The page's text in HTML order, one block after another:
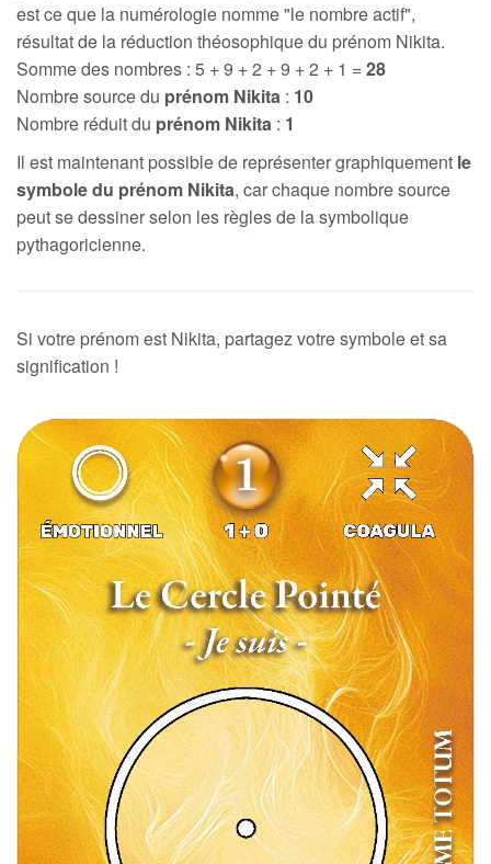
est ce que la numérologie nomme "le nombre actif",
résultat de la réduction théosophique du prénom Nikita.
Somme des nombres : 5 + 9 + 2 + 9 + 2 + 1 =28
Nombre source du prénom Nikita : 10
Nombre réduit du prénom Nikita : 1
Il est maintenant possible de représenter graphiquement le
symbole du prénom Nikita, car chaque nombre source
peut se dessiner selon les règles de la symbolique
pythagoricienne.
Si votre prénom est Nikita, partagez votre symbole et sa
signification !